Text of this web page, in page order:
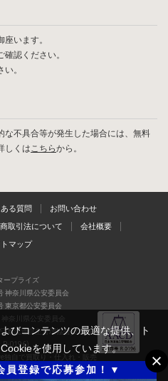
います。
認ください。
。
な不具合等が発生した場合には、無料
しくはこちらから。
る質問 お問い合わせ
取引法について 会社概要
マップ
ープライズ
神奈川県公安委員会
東京都公安委員会
奈川県公安委員会
本流通自主管理協会)の正会
0196)
自で買取り・仕入れ・販売
例です
びコンテンツの最適な提供、ト
を使用しています。
Cookieの利用に同意したものと
員登録で応募参加！▼